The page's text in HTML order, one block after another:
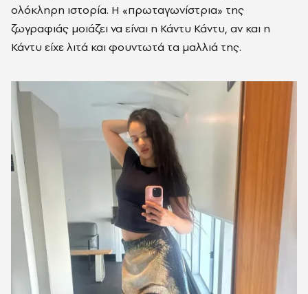
ολόκληρη ιστορία. Η «πρωταγωνίστρια» της
ζωγραφιάς μοιάζει να είναι η Κάντυ Κάντυ, αν και η
Κάντυ είχε λιτά και φουντωτά τα μαλλιά της.